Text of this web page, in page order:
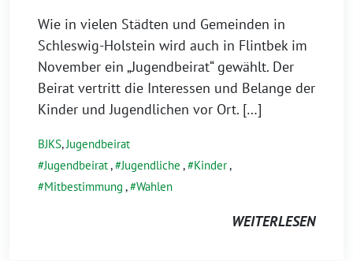
Wie in vielen Städten und Gemeinden in
Schleswig-Holstein wird auch in Flintbek im
November ein „Jugendbeirat“ gewählt. Der
Beirat vertritt die Interessen und Belange der
Kinder und Jugendlichen vor Ort. […]
BJKS,Jugendbeirat
Jugendbeirat, Jugendliche , Kinder,
Mitbestimmung , Wahlen
WEITERLESEN